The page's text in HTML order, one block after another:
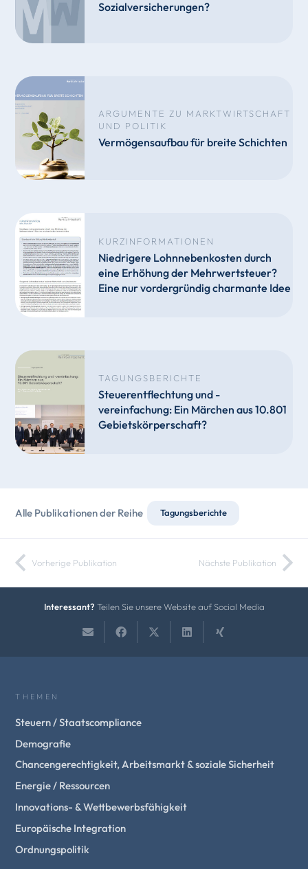
Sozialversicherungen?
ARGUMENTE ZU MARKTWIRTSCHAFT
UND POLITIK
Vermögensaufbau für breite Schichten
KURZINFORMATIONEN
Niedrigere Lohnnebenkosten durch
eine Erhöhung der Mehrwertsteuer?
Eine nur vordergründig charmante Idee
TAGUNGSBERICHTE
Steuerentflechtung und -
vereinfachung: Ein Märchen aus 10.801
Gebietskörperschaft?
Alle Publikationen der Reihe Tagungsberichte
Vorherige Publikation Nächste Publikation
Interessant? Teilen Sie unsere Website auf Social Media
THEMEN
Steuern / Staatscompliance
Demografie
Chancengerechtigkeit, Arbeitsmarkt & soziale Sicherheit
Energie / Ressourcen
Innovations- & Wettbewerbsfähigkeit
Europäische Integration
Ordnungspolitik